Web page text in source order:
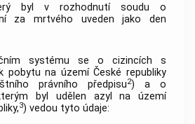
byl v rozhodnutí soudu o
za mrtvého uveden jako den
systému se o cizincích s
pobytu na území České republiky
právního předpisu2) a o
byl udělen azyl na území
3) vedou tyto údaje: